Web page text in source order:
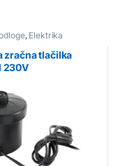
, Elektrika
zračna tlačilka
230V